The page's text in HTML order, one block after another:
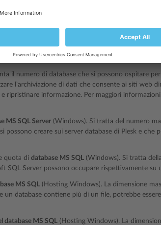
il numero di account FTP che si possono
configurazione di account FTP, consultare le
il numero di database che si possono ospitare
l’archiviazione di dati che consente ai siti web
ripristinare informazione. Per maggiori
MS SQL Server (Windows). Si tratta del numero
possono creare sui server database di Plesk e che
quota di database MS SQL (Windows). Si tratta
SQL Server possono occupare rispettivamente su
MS SQL (Hosting Windows). La dimensione
un database contiene più di un file, potrebbe
database MS SQL (Hosting Windows). La